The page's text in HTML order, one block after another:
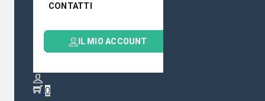
CONTATTI
IL MIO ACCOUNT
0